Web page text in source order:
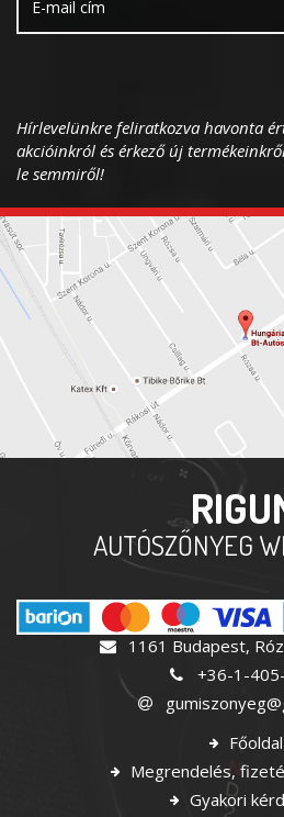
Hírlevelünkre feliratkozva havonta
akcióinkról és érkező új
le semmiről!
AUTÓSZŐNYEG
1161 Budapest,
+36-1-
Főoldal
Megrendelés,
Gyakori